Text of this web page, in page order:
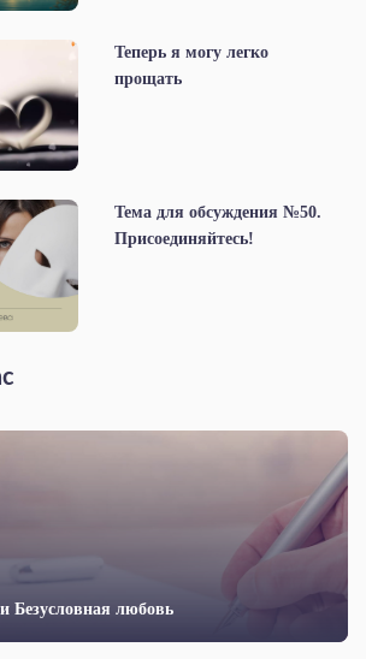
Теперь я могу легко
прощать
Тема для обсуждения №50.
Присоединяйтесь!
Безусловная любовь